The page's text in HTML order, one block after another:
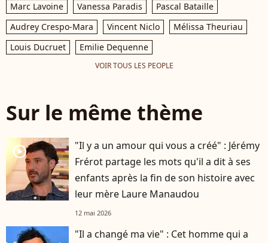
Marc Lavoine Vanessa Paradis
Pascal Bataille
Audrey Crespo-Mara
Vincent Niclo
Mélissa Theuriau
Louis Ducruet
Emilie Dequenne
VOIR TOUS LES PEOPLE
Sur le même thème
player2
"Il y a un amour qui vous a créé" : Jérémy
Frérot partage les mots qu'il a dit à ses
enfants après la fin de son histoire avec
leur mère Laure Manaudou
12 mai 2026
"Il a changé ma vie" : Cet homme qui a